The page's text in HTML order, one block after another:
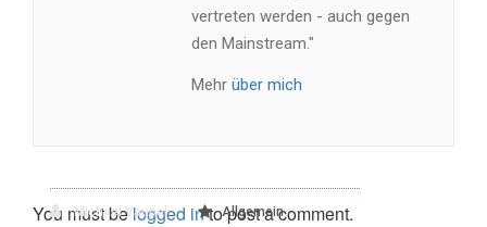
Michael Vaupel Allgemein
vertreten werden - auch gegen
den Mainstream."
Mehr über mich
You must belogged into post a comment.